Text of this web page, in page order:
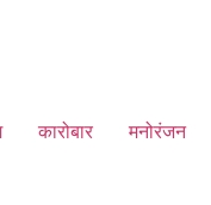
कारोबार मनोरंजन